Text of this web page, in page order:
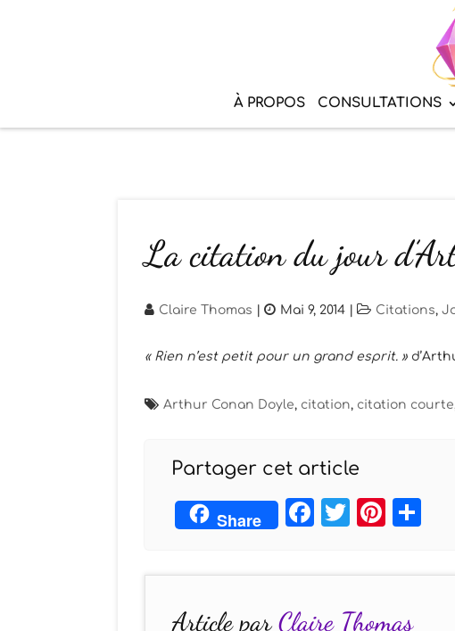
À PROPOS CONSULTATIONS
La citation du jour
Claire Thomas Mai 9, 2014 Citations,
« Rien n’est petit pour un grand esprit. »
Arthur Conan Doyle, citation, citation courte
Partager cet article
Share Facebook
Twitter
Article parClaire Thomas